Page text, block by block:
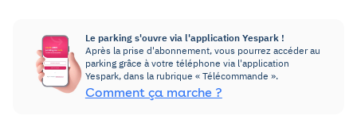
Le parking s'ouvre via l'application Yespark !
Après la prise d'abonnement, vous pourrez accéder au
parking grâce à votre téléphone via l'application
Yespark, dans la rubrique « Télécommande ».
Comment ça marche ?